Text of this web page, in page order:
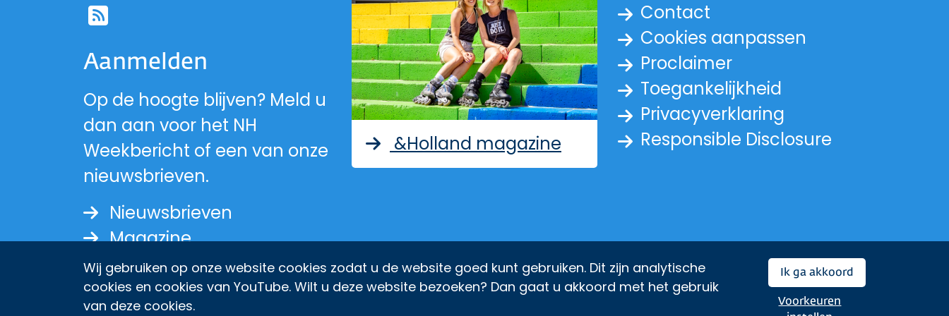
Wij gebruiken op onze website cookies zodat u de website goed kunt gebruiken. Dit zijn analytische
cookies en cookies van YouTube. Wilt u deze website bezoeken? Dan gaat u akkoord met het gebruik
van deze cookies.
Ik ga akkoord
Voorkeuren
Ga naar de RSS-feed met nieuwsberichten van provincie Noord-Holland
Aanmelden
Op de hoogte blijven? Meld u
dan aan voor het NH
Weekbericht of een van onze
nieuwsbrieven.
Nieuwsbrieven
Magazine
&Holland magazine
Contact
Cookies aanpassen
Proclaimer
Toegankelijkheid
Privacyverklaring
Responsible Disclosure